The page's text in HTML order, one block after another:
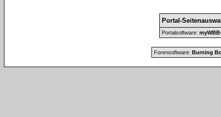
Portal-
Portalsoftware:
Forensoftware: Burning